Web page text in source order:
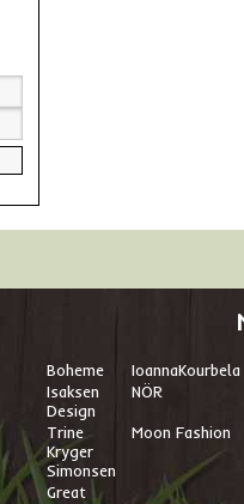
Boheme IoannaKourbela
Isaksen
Design
NÖR
Trine
Kryger
Simonsen
Moon Fashion
Great